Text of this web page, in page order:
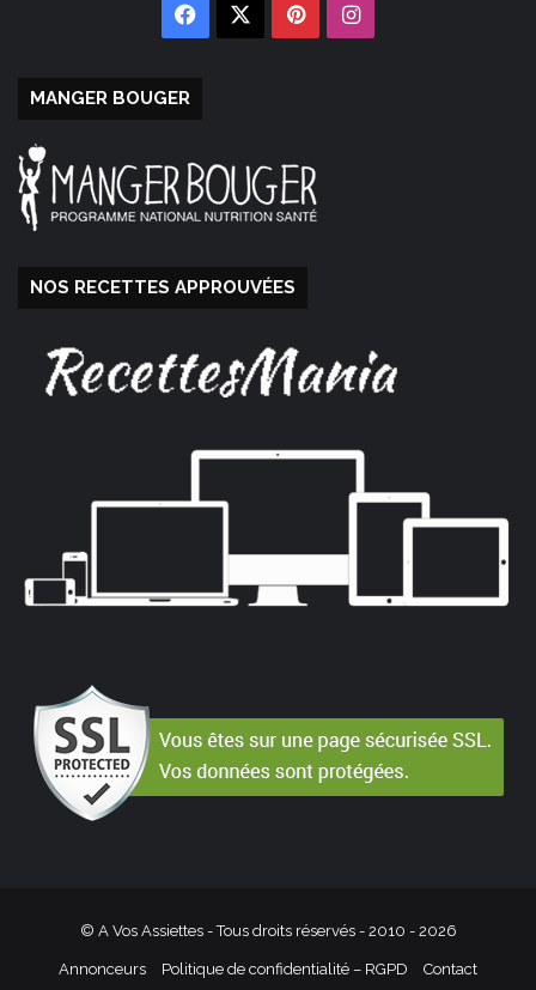
Facebook PinterestInstagram
MANGER BOUGER
NOS RECETTES APPROUVÉES
© A Vos Assiettes - Tous droits réservés - 2010 - 2026
Annonceurs Politique de confidentialité – RGPD Contact